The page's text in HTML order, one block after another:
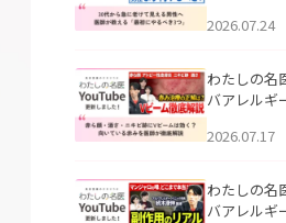
える男性へ
公開いたし
2026.07.24
わたしの名
バアレルギ
跡にVビー
説」を公開
2026.07.17
わたしの名
バアレルギ